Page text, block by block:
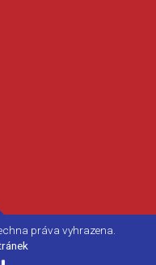
práva vyhrazena.